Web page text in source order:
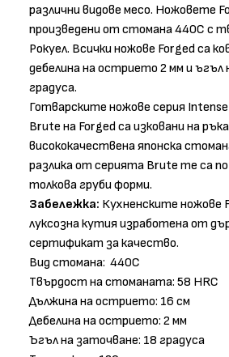
различни видове месо. Ножовете
произведени от стомана 440C с
Рокуел. Всички ножове Forged са
дебелина на острието 2 мм и ъгъл
градуса.
Готварските ножове серия
Brute на Forged са изковани на
висококачествена японска
разлика от серията Brute те са
толкова груби форми.
Забележка: Кухненските ножове
луксозна кутия изработена от
сертификат за качество.
Вид стомана: 440C
Твърдост на стоманата: 58 HRC
Дължина на острието: 16 см
Дебелина на острието: 2 мм
Ъгъл на заточване: 18 градуса